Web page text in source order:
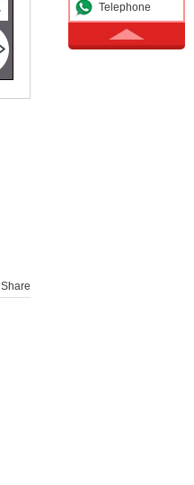
Share
Telephone